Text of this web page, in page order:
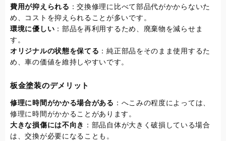
費用が抑えられる ：交換修理に比べて部品代がかからないた
め、コストを抑えられることが多いです。
環境に優しい ：部品を再利用するため、廃棄物を減らせま
す。
オリジナルの状態を保てる ：純正部品をそのまま使用するた
め、車の価値を維持しやすいです。
板金塗装のデメリット
修理に時間がかかる場合がある ：へこみの程度によっては、
修理に時間がかかることがあります。
大きな損傷には不向き ：部品自体が大きく破損している場合
は、交換が必要になることも。